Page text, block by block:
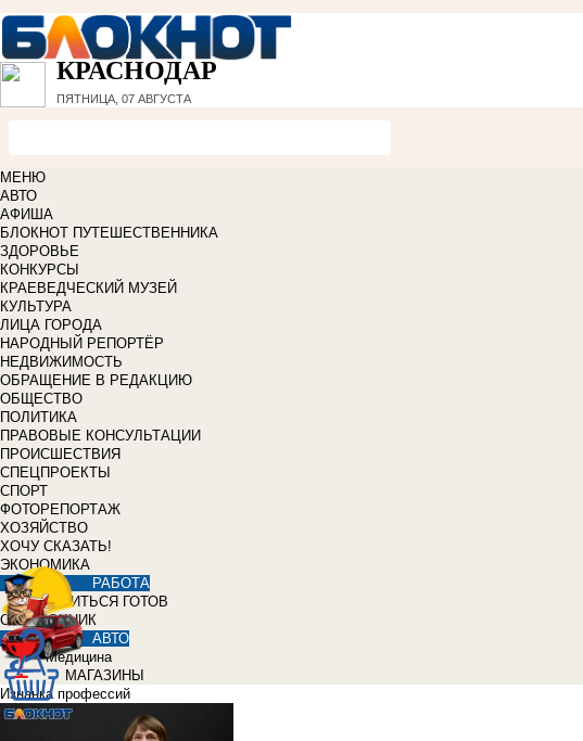
КРАСНОДАР
ПЯТНИЦА, 07 АВГУСТА
МЕНЮ
АВТО
АФИША
БЛОКНОТ ПУТЕШЕСТВЕННИКА
ЗДОРОВЬЕ
КОНКУРСЫ
КРАЕВЕДЧЕСКИЙ МУЗЕЙ
КУЛЬТУРА
ЛИЦА ГОРОДА
НАРОДНЫЙ РЕПОРТЁР
НЕДВИЖИМОСТЬ
ОБРАЩЕНИЕ В РЕДАКЦИЮ
ОБЩЕСТВО
ПОЛИТИКА
ПРАВОВЫЕ КОНСУЛЬТАЦИИ
ПРОИСШЕСТВИЯ
СПЕЦПРОЕКТЫ
СПОРТ
ФОТОРЕПОРТАЖ
ХОЗЯЙСТВО
ХОЧУ СКАЗАТЬ!
ЭКОНОМИКА
РАБОТА
УЧИТЬСЯ ГОТОВ
СПРАВОЧНИК
АВТО
Медицина
МАГАЗИНЫ
Изнанка профессий